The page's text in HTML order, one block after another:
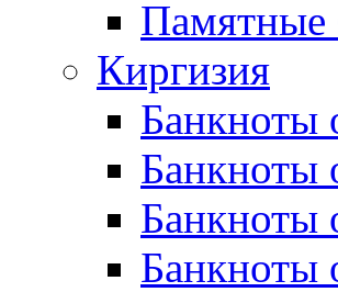
Памятные
Киргизия
Банкноты
Банкноты
Банкноты
Банкноты